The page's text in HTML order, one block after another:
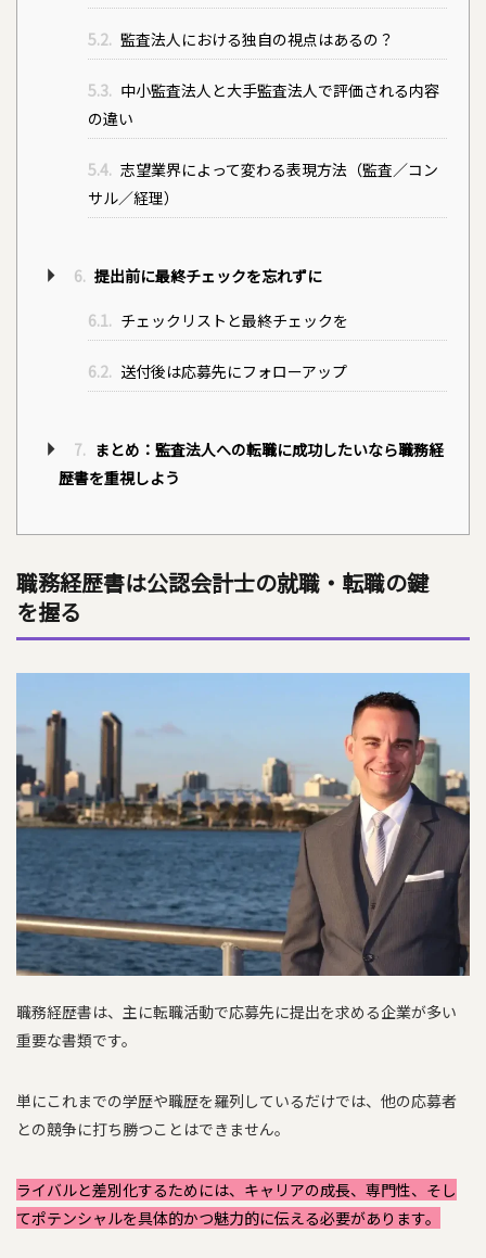
5.2. 監査法人における独自の視点はあるの？
5.3. 中小監査法人と大手監査法人で評価される内容
の違い
5.4. 志望業界によって変わる表現方法（監査／コン
サル／経理）
6. 提出前に最終チェックを忘れずに
6.1. チェックリストと最終チェックを
6.2. 送付後は応募先にフォローアップ
7. まとめ：監査法人への転職に成功したいなら職務経
歴書を重視しよう
職務経歴書は公認会計士の就職・転職の鍵
を握る
職務経歴書は、主に転職活動で応募先に提出を求める企業が多い
重要な書類です。
単にこれまでの学歴や職歴を羅列しているだけでは、他の応募者
との競争に打ち勝つことはできません。
ライバルと差別化するためには、キャリアの成長、専門性、そし
てポテンシャルを具体的かつ魅力的に伝える必要があります。